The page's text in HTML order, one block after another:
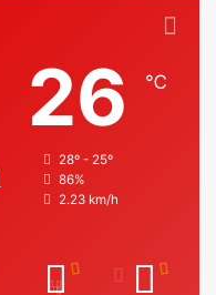
26 ℃
28º - 25º
86%
2.23 km/h